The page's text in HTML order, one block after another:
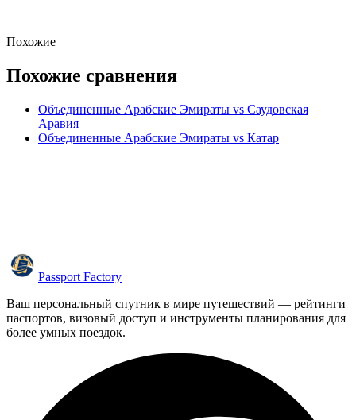
Похожие
Похожие сравнения
Объединенные Арабские Эмираты vs Саудовская
Аравия
Объединенные Арабские Эмираты vs Катар
Passport Factory
Ваш персональный спутник в мире путешествий — рейтинги
паспортов, визовый доступ и инструменты планирования для
более умных поездок.